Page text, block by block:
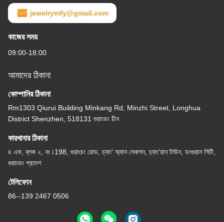
jewelrymfy@gmail.com
কাজের সময়
09:00-18:00
আমাদের ঠিকানা
কোম্পানির ঠিকানা
Rm1303 Qiurui Building Minkang Rd, Minzhi Street, Longhua
District Shenzhen, 518131 গুয়াংডং চীন
কারখানার ঠিকানা
৪ এফ, ব্লক ২, নং।198, গুয়াংচং রোড, চ্যাং' অ্যান সেকশন, চ্যাং'য়ান টাউন, ডংগুয়ান সিটি,
গুয়াংডং প্রদেশ
টেলিফোন
86--139 2467 0506